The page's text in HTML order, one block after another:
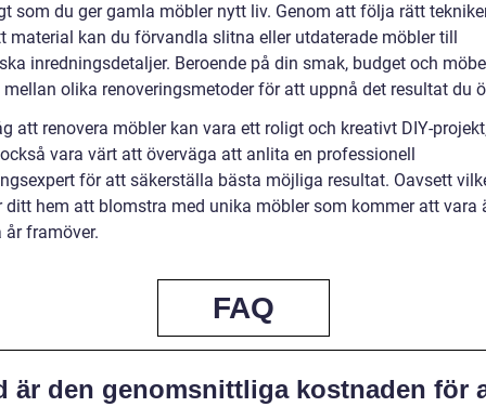
som du ger gamla möbler nytt liv. Genom att följa rätt
material kan du förvandla slitna eller utdaterade möbler till
inredningsdetaljer. Beroende på din smak, budget och
olika renoveringsmetoder för att uppnå det resultat du
att renovera möbler kan vara ett roligt och kreativt DIY-
vara värt att överväga att anlita en professionell
för att säkerställa bästa möjliga resultat. Oavsett
ditt hem att blomstra med unika möbler som kommer att vara
år framöver.
FAQ
är den genomsnittliga kostnaden för